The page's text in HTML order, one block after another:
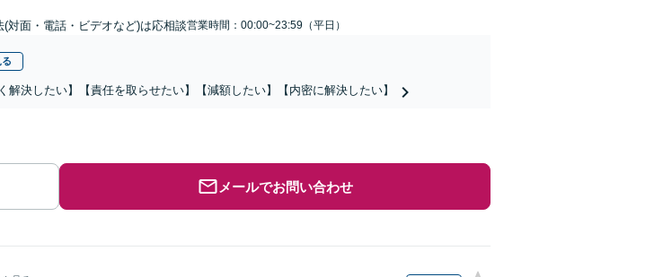
(対面・電話・ビデオなど)は応相談営業時間：00:00~23:59（平日）
決したい】【責任を取らせたい】【減額したい】【内密に解決したい】
メールでお問い合わせ